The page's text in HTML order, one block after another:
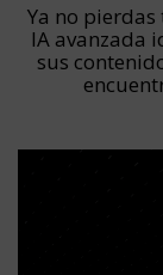
Ya no
IA avanzada
sus